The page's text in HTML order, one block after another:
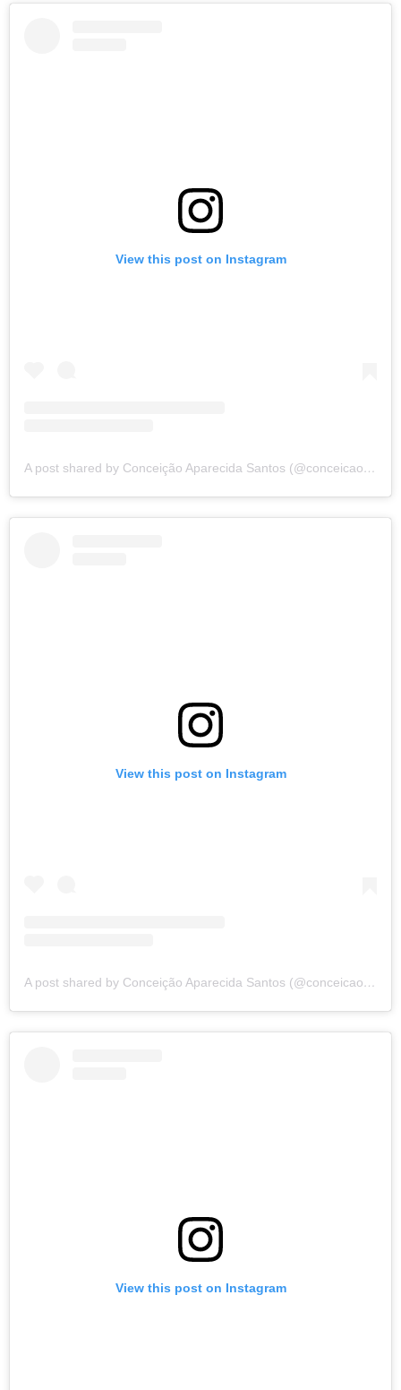
View this post on Instagram
A post shared by Conceição Aparecida Santos (@conceicao.a.santos)
View this post on Instagram
A post shared by Conceição Aparecida Santos (@conceicao.a.santos)
View this post on Instagram